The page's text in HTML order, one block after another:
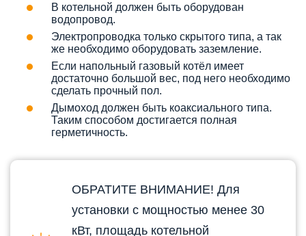
В котельной должен быть оборудован
водопровод.
Электропроводка только скрытого типа, а так
же необходимо оборудовать заземление.
Если напольный газовый котёл имеет
достаточно большой вес, под него необходимо
сделать прочный пол.
Дымоход должен быть коаксиального типа.
Таким способом достигается полная
герметичность.
ОБРАТИТЕ ВНИМАНИЕ! Для
установки с мощностью менее 30
кВт, площадь котельной